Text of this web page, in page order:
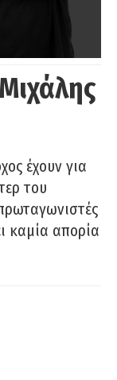
έχουν για
του
καμία απορία